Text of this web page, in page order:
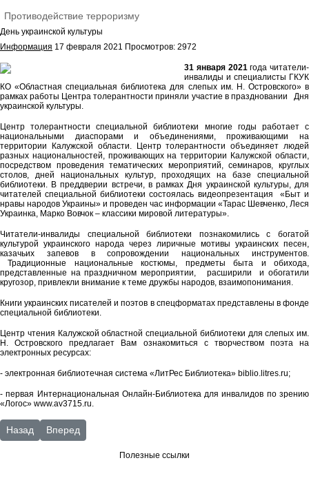
Противодействие терроризму
День украинской культуры
Информация 17 февраля 2021 Просмотров: 2972
31 января 2021года читатели-
инвалиды и специалисты ГКУК
КО «Областная специальная библиотека для слепых им. Н. Островского» в
рамках работы Центра толерантности приняли участие в праздновании Дня
украинской культуры.
Центр толерантности специальной библиотеки многие годы работает с
национальными диаспорами и объединениями, проживающими на
территории Калужской области. Центр толерантности объединяет людей
разных национальностей, проживающих на территории Калужской области,
посредством проведения тематических мероприятий, семинаров, круглых
столов, дней национальных культур, проходящих на базе специальной
библиотеки. В преддверии встречи, в рамках Дня украинской культуры, для
читателей специальной библиотеки состоялась видеопрезентация «Быт и
нравы народов Украины» и проведен час информации «Тарас Шевченко, Леся
Украинка, Марко Вовчок – классики мировой литературы».
Читатели-инвалиды специальной библиотеки познакомились с богатой
культурой украинского народа через лиричные мотивы украинских песен,
казачьих запевов в сопровождении национальных инструментов.
Традиционные национальные костюмы, предметы быта и обихода,
представленные на праздничном мероприятии, расширили и обогатили
кругозор, привлекли внимание к теме дружбы народов, взаимопонимания.
Книги украинских писателей и поэтов в спецформатах представлены в фонде
специальной библиотеки.
Центр чтения Калужской областной специальной библиотеки для слепых им.
Н. Островского предлагает Вам ознакомиться с творчеством поэта на
электронных ресурсах:
- электронная библиотечная система «ЛитРес Библиотека» biblio.litres.ru;
- первая Интернациональная Онлайн-Библиотека для инвалидов по зрению
«Логос» www.av3715.ru.
Предыдущий: Фильмы на DVD c тифлокомментариями
Назад Следующий: «Человек, вселенная, космос»
Вперед
Полезные ссылки